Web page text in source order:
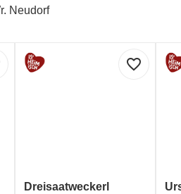
Neudorf
favorite_border
Dreisaatweckerl